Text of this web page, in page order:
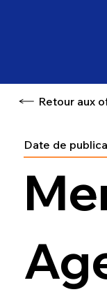
Retour aux
Date de